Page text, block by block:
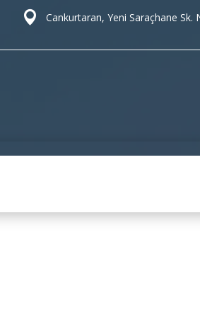
Cankurtaran, Yeni Saraçhane